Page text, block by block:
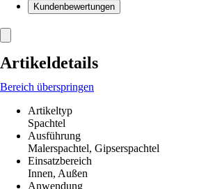
Kundenbewertungen
Artikeldetails
Bereich überspringen
Artikeltyp
Spachtel
Ausführung
Malerspachtel, Gipserspachtel
Einsatzbereich
Innen, Außen
Anwendung